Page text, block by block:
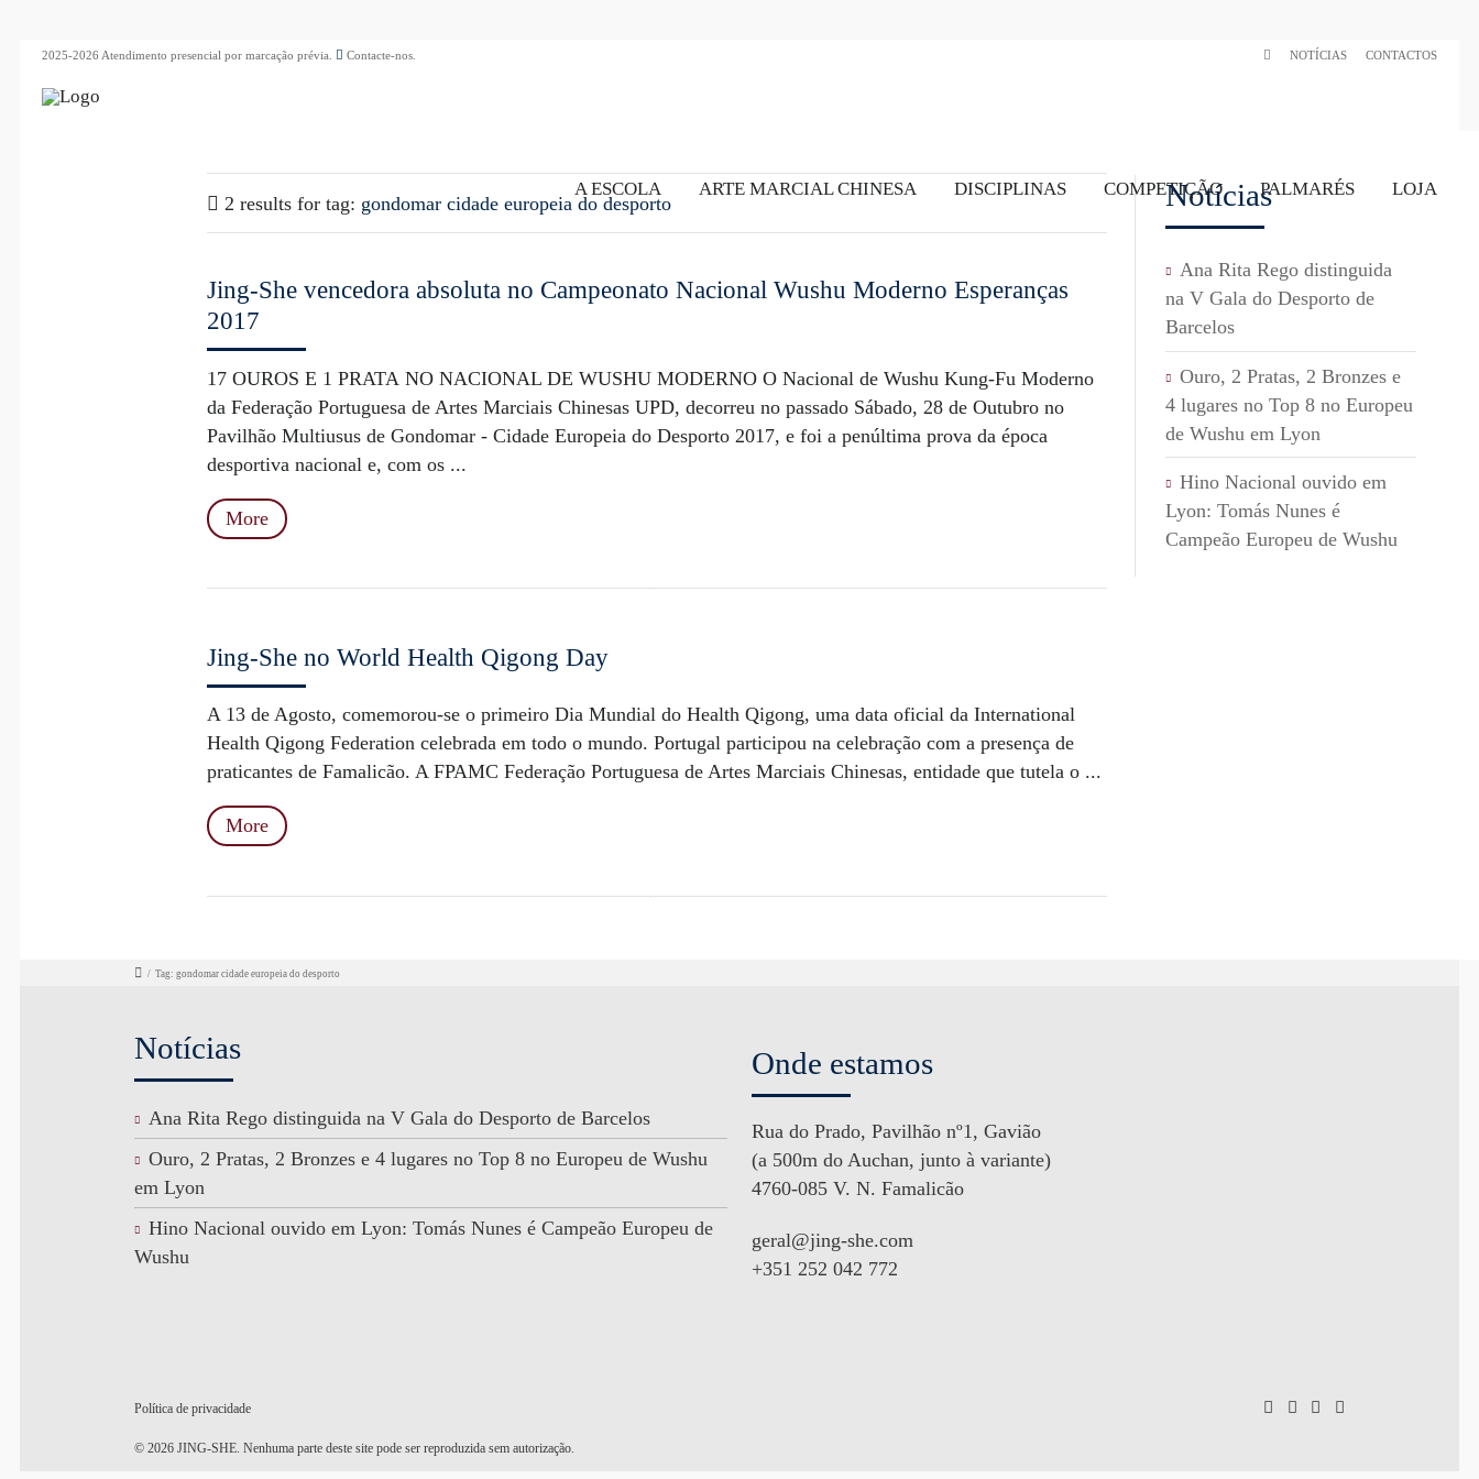
2025-2026 Atendimento presencial por marcação prévia. Contacte-nos. NOTÍCIAS CONTACTOS
A ESCOLA ARTE MARCIAL CHINESA DISCIPLINAS COMPETIÇÃO PALMARÉS LOJA
2 results for tag: gondomar cidade europeia do desporto
Jing-She vencedora absoluta no Campeonato Nacional Wushu Moderno Esperanças
2017
17 OUROS E 1 PRATA NO NACIONAL DE WUSHU MODERNO O Nacional de Wushu Kung-Fu Moderno
da Federação Portuguesa de Artes Marciais Chinesas UPD, decorreu no passado Sábado, 28 de Outubro no
Pavilhão Multiusus de Gondomar - Cidade Europeia do Desporto 2017, e foi a penúltima prova da época
desportiva nacional e, com os ...
More
Jing-She no World Health Qigong Day
A 13 de Agosto, comemorou-se o primeiro Dia Mundial do Health Qigong, uma data oficial da International
Health Qigong Federation celebrada em todo o mundo. Portugal participou na celebração com a presença de
praticantes de Famalicão. A FPAMC Federação Portuguesa de Artes Marciais Chinesas, entidade que tutela o ...
More
Notícias
Ana Rita Rego distinguida
na V Gala do Desporto de
Barcelos
Ouro, 2 Pratas, 2 Bronzes e
4 lugares no Top 8 no Europeu
de Wushu em Lyon
Hino Nacional ouvido em
Lyon: Tomás Nunes é
Campeão Europeu de Wushu
/ Tag: gondomar cidade europeia do desporto
Notícias
Ana Rita Rego distinguida na V Gala do Desporto de Barcelos
Ouro, 2 Pratas, 2 Bronzes e 4 lugares no Top 8 no Europeu de Wushu
em Lyon
Hino Nacional ouvido em Lyon: Tomás Nunes é Campeão Europeu de
Wushu
Onde estamos
Rua do Prado, Pavilhão nº1, Gavião
(a 500m do Auchan, junto à variante)
4760-085 V. N. Famalicão
geral@jing-she.com
+351 252 042 772
Política de privacidade
© 2026 JING-SHE. Nenhuma parte deste site pode ser reproduzida sem autorização.